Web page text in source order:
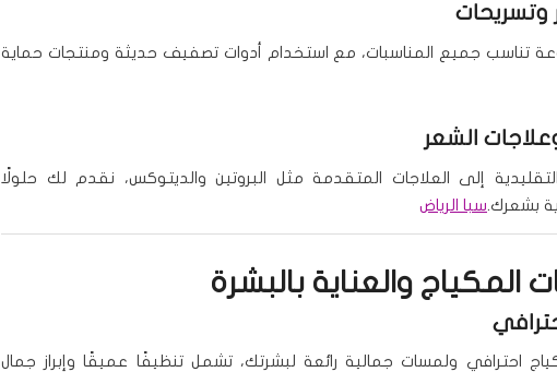
وتسريحات
تناسب جميع المناسبات، مع استخدام أدوات تصفيف حديثة ومنتجات حماية
الشعر
إلى العلاجات المتقدمة مثل البروتين والديتوكس، نقدم لك حلولًا
بشعرك.سبا الرياض
المكياج والعناية بالبشرة
احترافي ولمسات جمالية رائعة لبشرتك، تشمل تنظيفًا عميقًا وإبراز جمال